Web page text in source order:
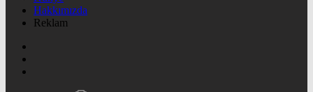
Hakkımızda
Reklam